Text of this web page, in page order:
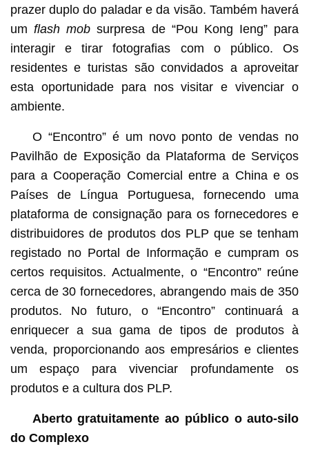
prazer duplo do paladar e da visão. Também haverá
um flash mob surpresa de “Pou Kong Ieng” para
interagir e tirar fotografias com o público. Os
residentes e turistas são convidados a aproveitar
esta oportunidade para nos visitar e vivenciar o
ambiente.
O “Encontro” é um novo ponto de vendas no
Pavilhão de Exposição da Plataforma de Serviços
para a Cooperação Comercial entre a China e os
Países de Língua Portuguesa, fornecendo uma
plataforma de consignação para os fornecedores e
distribuidores de produtos dos PLP que se tenham
registado no Portal de Informação e cumpram os
certos requisitos. Actualmente, o “Encontro” reúne
cerca de 30 fornecedores, abrangendo mais de 350
produtos. No futuro, o “Encontro” continuará a
enriquecer a sua gama de tipos de produtos à
venda, proporcionando aos empresários e clientes
um espaço para vivenciar profundamente os
produtos e a cultura dos PLP.
Aberto gratuitamente ao públicoo auto-silo
do Complexo